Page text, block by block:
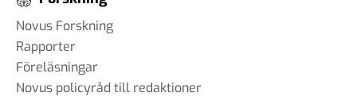
Novus Forskning
Rapporter
Föreläsningar
Novus policyråd till redaktioner